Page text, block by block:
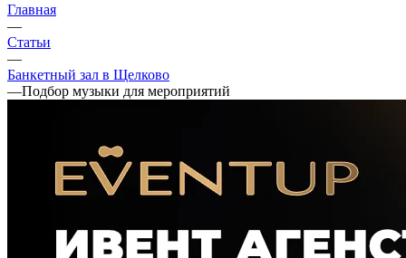
Главная
—
Статьи
—
Банкетный зал в Щелково
—Подбор музыки для мероприятий